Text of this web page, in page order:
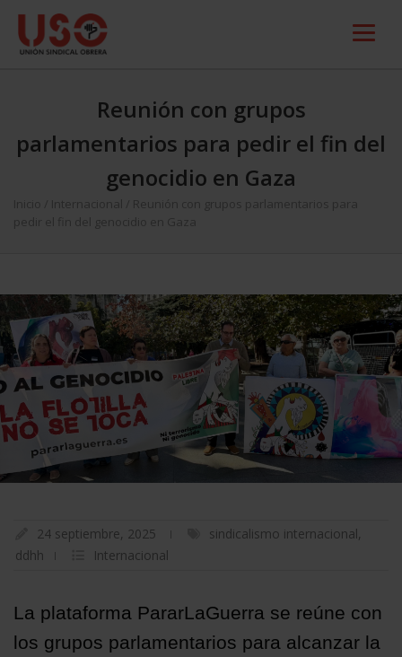
Reunión con grupos
parlamentarios para pedir el fin del
genocidio en Gaza
Inicio Internacional
Reunión con grupos parlamentarios para
pedir el fin del genocidio en Gaza
24 septiembre, 2025 sindicalismo internacional,
ddhh
Internacional
La plataforma PararLaGuerra se reúne con
los grupos parlamentarios para alcanzar la